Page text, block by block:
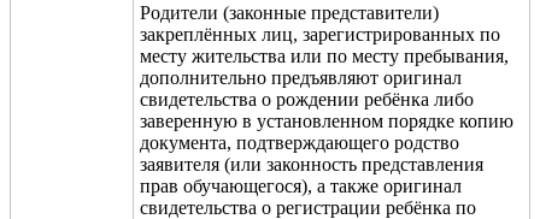
Родители (законные представители)
закреплённых лиц, зарегистрированных по
месту жительства или по месту пребывания,
дополнительно предъявляют оригинал
свидетельства о рождении ребёнка либо
заверенную в установленном порядке копию
документа, подтверждающего родство
заявителя (или законность представления
прав обучающегося), а также оригинал
свидетельства о регистрации ребёнка по